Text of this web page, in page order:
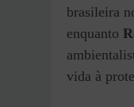
brasileira
enquanto
vida à